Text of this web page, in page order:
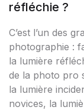
réfléchie ?
C’est l’un des
photographie :
la lumière
de la photo pro
la lumière
novices, la